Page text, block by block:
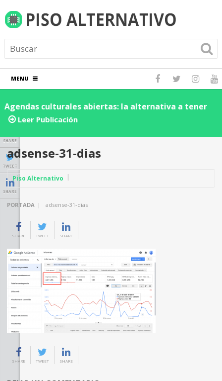
MENU
Agendas culturales abiertas: la alternativa a tener
los eventos dentro de una red social
Leer Publicación
SHARE
TWEET
SHARE
adsense-31-dias
Piso Alternativo
PORTADA | adsense-31-dias
SHARE TWEET SHARE
SHARE TWEET SHARE